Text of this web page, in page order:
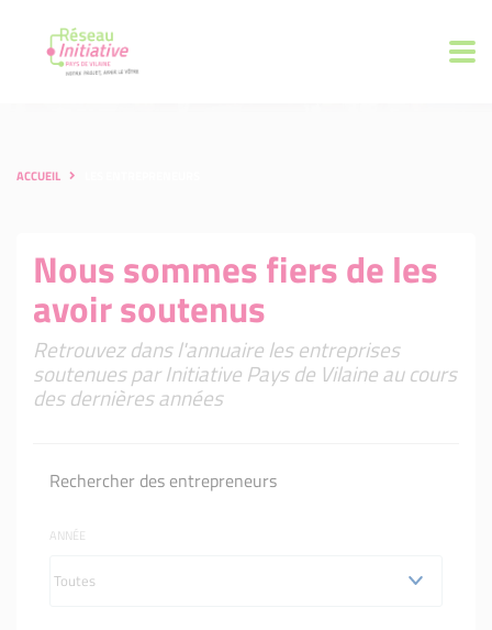
ACCUEIL
Nous sommes fiers de les
avoir soutenus
Retrouvez dans l'annuaire les entreprises
soutenues par Initiative Pays de Vilaine au cours
des dernières années
Rechercher des entrepreneurs
ANNÉE